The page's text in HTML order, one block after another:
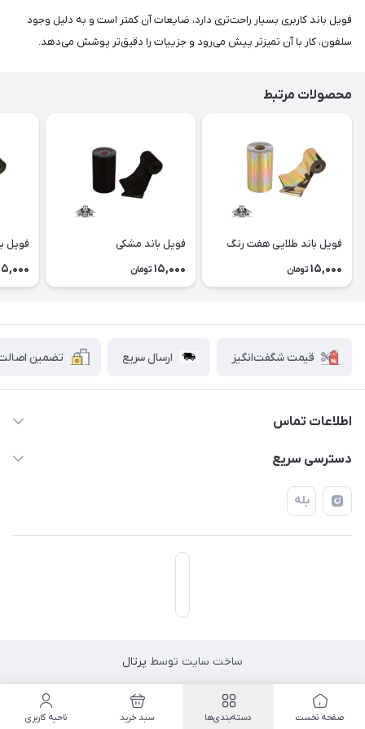
فویل باند کاربری بسیار راحت‌تری دارد، ضایعات آن کمتر است و به دلیل وجود
سلفون، کار با آن تمیزتر پیش می‌رود و جزییات را دقیق‌تر پوشش می‌دهد.
محصولات مرتبط
فویل باند طلایی هفت رنگ
15,000 تومان
فویل باند مشکی
15,000 تومان
فویل
قیمت شگفت‌انگیز ارسال سریع تضمین اصالت
اطلاعات تماس
۰۲۱۷۷۰۶۰۰۲۸ ـ ۰۹۱۹۰۰۲۸۲۴۷
فروشگاه آبتین
مسیریابی در اپلیکیشن نشان
دسترسی سریع
حساب کاربری
بله
ساخت سایت توسط پرتال
صفحه نخست دسته‌بندی‌ها سبد خرید ناحیه کاربری